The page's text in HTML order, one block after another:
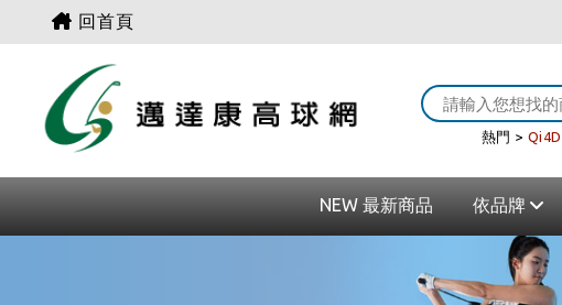
回首頁
熱門 > Qi4D
NEW 最新商品 依品牌